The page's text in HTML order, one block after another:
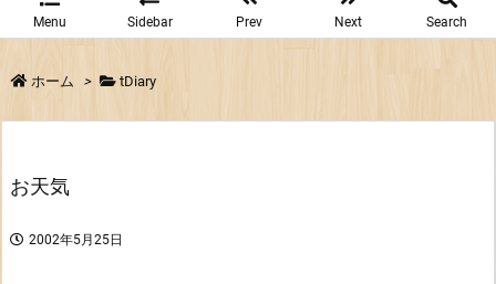
Menu Sidebar Prev Next Search
ホーム > tDiary
お天気
2002年5月25日